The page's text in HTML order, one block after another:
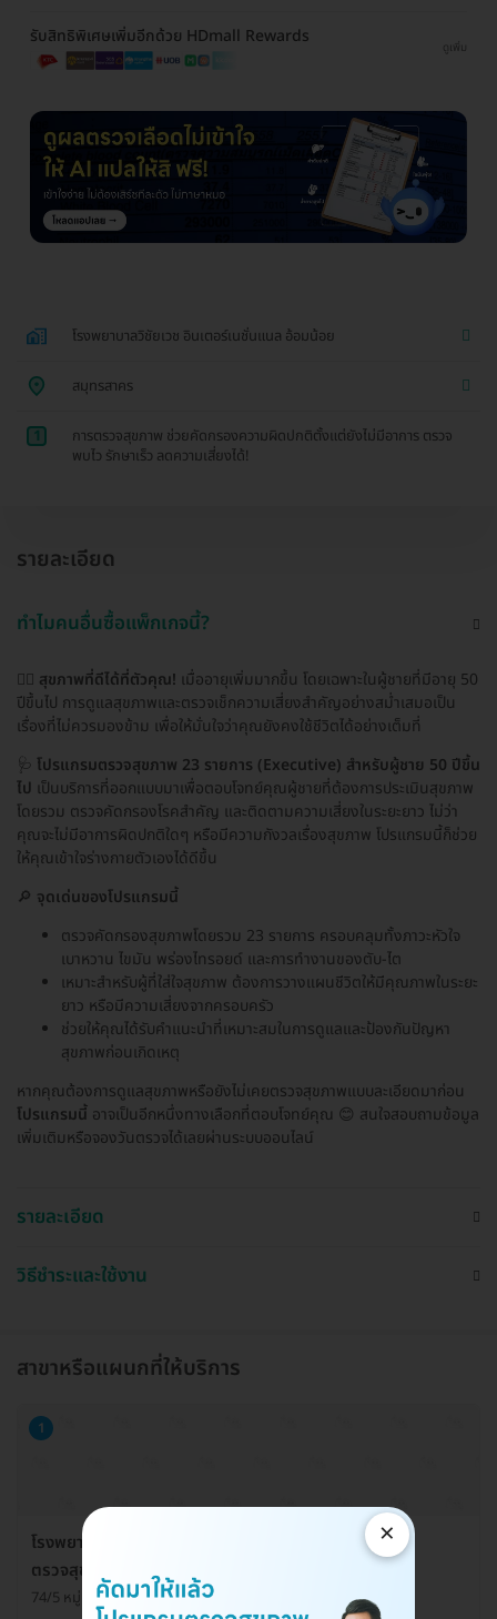
รับสิทธิพิเศษเพิ่มอีกด้วย HDmall Rewards
ดูเพิ่ม
โรงพยาบาลวิชัยเวช อินเตอร์เนชั่นแนล อ้อมน้อย
สมุทรสาคร
1
การตรวจสุขภาพ ช่วยคัดกรองความผิดปกติตั้งแต่ยังไม่มีอาการ ตรวจ
พบไว รักษาเร็ว ลดความเสี่ยงได้!
รายละเอียด
ทำไมคนอื่นซื้อแพ็กเกจนี้?
👨‍⚕️ สุขภาพที่ดีได้ที่ตัวคุณ! เมื่ออายุเพิ่มมากขึ้น โดยเฉพาะในผู้ชายที่มีอายุ 50
ปีขึ้นไป การดูแลสุขภาพและตรวจเช็กความเสี่ยงสำคัญอย่างสม่ำเสมอเป็น
เรื่องที่ไม่ควรมองข้าม เพื่อให้มั่นใจว่าคุณยังคงใช้ชีวิตได้อย่างเต็มที่
🩺 โปรแกรมตรวจสุขภาพ 23 รายการ (Executive) สำหรับผู้ชาย 50 ปีขึ้น
ไป เป็นบริการที่ออกแบบมาเพื่อตอบโจทย์คุณผู้ชายที่ต้องการประเมินสุขภาพ
โดยรวม ตรวจคัดกรองโรคสำคัญ และติดตามความเสี่ยงในระยะยาว ไม่ว่า
คุณจะไม่มีอาการผิดปกติใดๆ หรือมีความกังวลเรื่องสุขภาพ โปรแกรมนี้ก็ช่วย
ให้คุณเข้าใจร่างกายตัวเองได้ดีขึ้น
🔎 จุดเด่นของโปรแกรมนี้
ตรวจคัดกรองสุขภาพโดยรวม 23 รายการ ครอบคลุมทั้งภาวะหัวใจ
เบาหวาน ไขมัน พร่องไทรอยด์ และการทำงานของตับ-ไต
เหมาะสำหรับผู้ที่ใส่ใจสุขภาพ ต้องการวางแผนชีวิตให้มีคุณภาพในระยะ
ยาว หรือมีความเสี่ยงจากครอบครัว
ช่วยให้คุณได้รับคำแนะนำที่เหมาะสมในการดูแลและป้องกันปัญหา
สุขภาพก่อนเกิดเหตุ
หากคุณต้องการดูแลสุขภาพหรือยังไม่เคยตรวจสุขภาพแบบละเอียดมาก่อน
โปรแกรมนี้ อาจเป็นอีกหนึ่งทางเลือกที่ตอบโจทย์คุณ 😊 สนใจสอบถามข้อมูล
เพิ่มเติมหรือจองวันตรวจได้เลยผ่านระบบออนไลน์
รายละเอียด
วิธีชำระและใช้งาน
สาขาหรือแผนกที่ให้บริการ
1
โรงพยาบาลวิชัยเวช อินเตอร์เนชั่นแนล อ้อมน้อย ศูนย์
ตรวจสุขภาพ
74/5 หมู่ 4 ต. อ้อมน้อย อ. กระทุ่มแบน จ. สมุทรสาคร 74130
×